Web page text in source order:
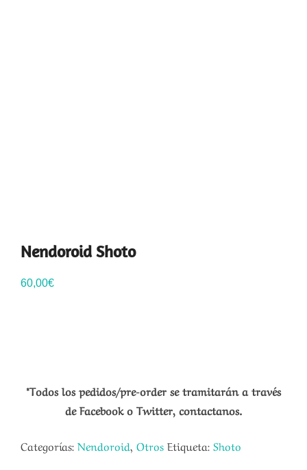
Nendoroid Shoto
60,00€
*Todos los pedidos/pre-order se tramitarán a través
de Facebook o Twitter, contactanos.
Categorías: Nendoroid Otros Etiqueta: Shoto